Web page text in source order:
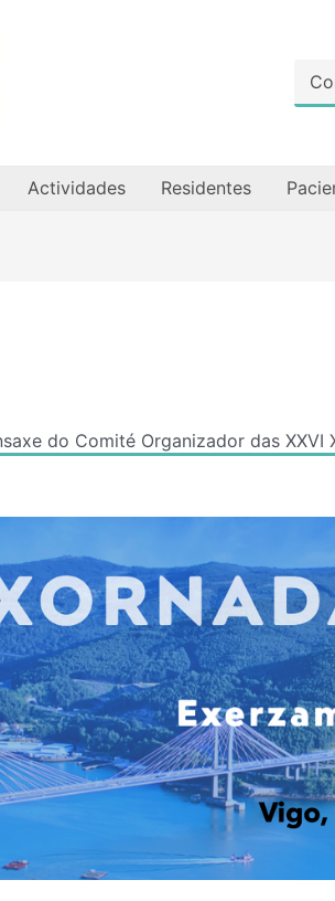
Actividades Residentes
do Comité Organizador das XXVI